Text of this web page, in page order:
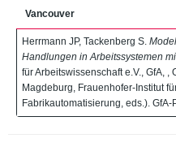
Vancouver
Herrmann JP, Tackenberg S.
Handlungen in Arbeitssystemen
für Arbeitswissenschaft e.V., GfA,
Magdeburg, Frauenhofer-Institut
Fabrikautomatisierung, eds.). GfA-